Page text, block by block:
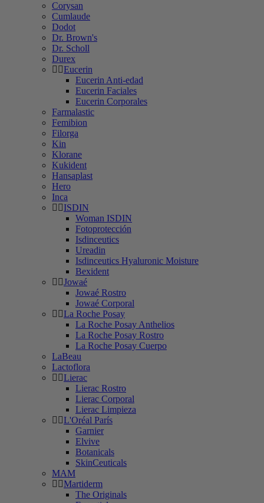
Corysan
Cumlaude
Dodot
Dr. Brown's
Dr. Scholl
Durex
Eucerin
Eucerin Anti-edad
Eucerin Faciales
Eucerin Corporales
Farmalastic
Femibion
Filorga
Kin
Klorane
Kukident
Hansaplast
Hero
Inca
ISDIN
Woman ISDIN
Fotoprotección
Isdinceutics
Ureadin
Isdinceutics Hyaluronic Moisture
Bexident
Jowaé
Jowaé Rostro
Jowaé Corporal
La Roche Posay
La Roche Posay Anthelios
La Roche Posay Rostro
La Roche Posay Cuerpo
LaBeau
Lactoflora
Lierac
Lierac Rostro
Lierac Corporal
Lierac Limpieza
L'Oréal París
Garnier
Elvive
Botanicals
SkinCeuticals
MAM
Martiderm
The Originals